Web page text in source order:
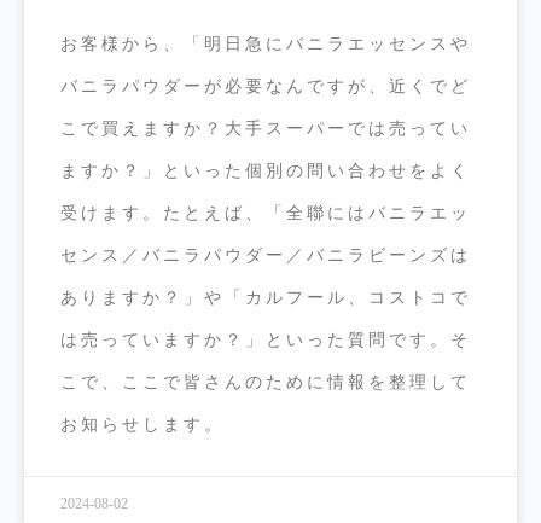
お客様から、「明日急にバニラエッセンスや
バニラパウダーが必要なんですが、近くでど
こで買えますか？大手スーパーでは売ってい
ますか？」といった個別の問い合わせをよく
受けます。たとえば、「全聯にはバニラエッ
センス／バニラパウダー／バニラビーンズは
ありますか？」や「カルフール、コストコで
は売っていますか？」といった質問です。そ
こで、ここで皆さんのために情報を整理して
お知らせします。
2024-08-02